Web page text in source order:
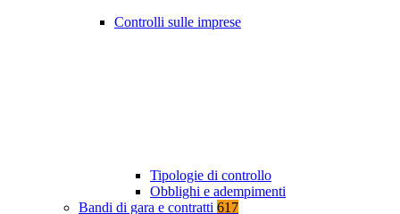
Controlli sulle imprese
Tipologie di controllo
Obblighi e adempimenti
Bandi di gara e contratti 617